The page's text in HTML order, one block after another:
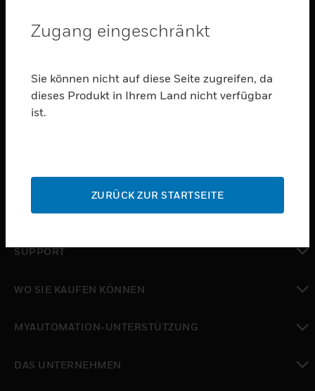
PRODUKTE
DIENSTE
BRANCHEN
SUPPORT
WO SIE KAUFEN KÖNNEN
MYAUTOMATION-UNTERSTÜTZUNG
DAS UNTERNEHMEN
Zugang eingeschränkt
Sie können nicht auf diese Seite zugreifen, da
dieses Produkt in Ihrem Land nicht verfügbar
ist.
ZURÜCK ZUR STARTSEITE